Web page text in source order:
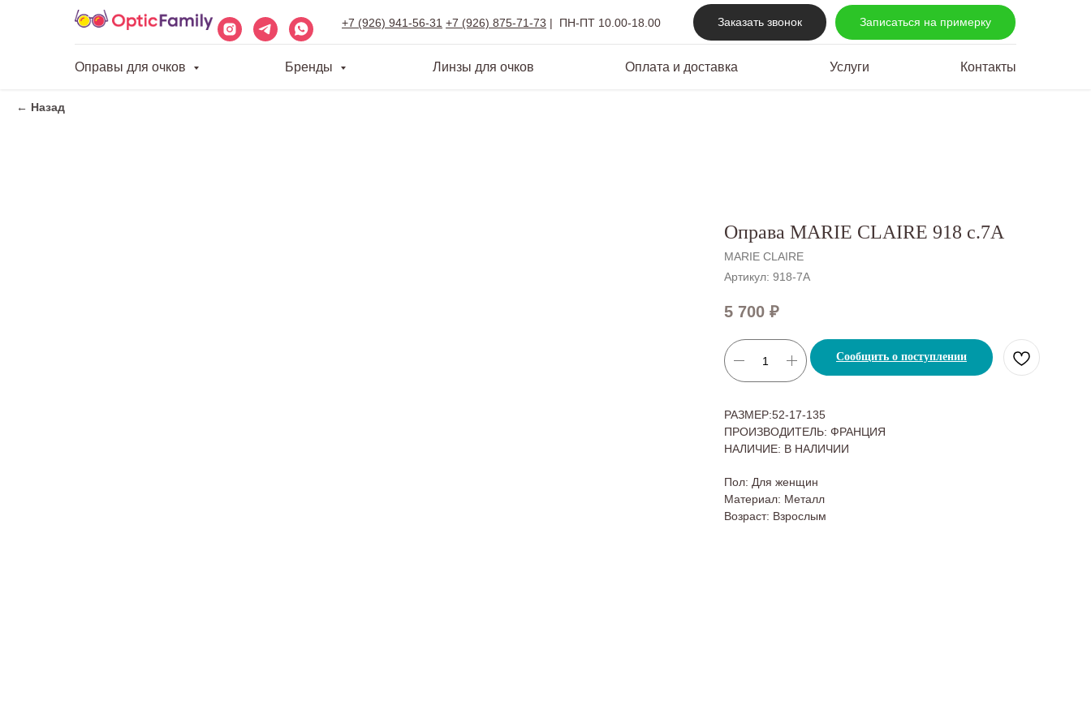
+7 (926) 941-56-31 +7 (926) 875-71-73 | ПН-ПТ 10.00-18.00 Заказать звонок Записаться на примерку
Оправы для очков Бренды Линзы для очков Оплата и доставка Услуги Контакты
← Назад
Оправа MARIE CLAIRE 918 c.7A
MARIE CLAIRE
Артикул: 918-7A
5 700 ₽
Сообщить о поступлении
РАЗМЕР:52-17-135
ПРОИЗВОДИТЕЛЬ: ФРАНЦИЯ
НАЛИЧИЕ: В НАЛИЧИИ
Пол: Для женщин
Материал: Металл
Возраст: Взрослым